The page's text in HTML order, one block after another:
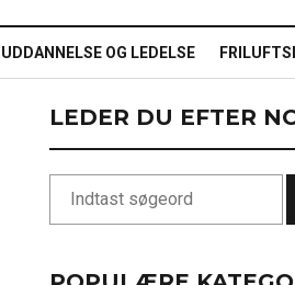
UDDANNELSE OG LEDELSE
LEDER DU EFTER